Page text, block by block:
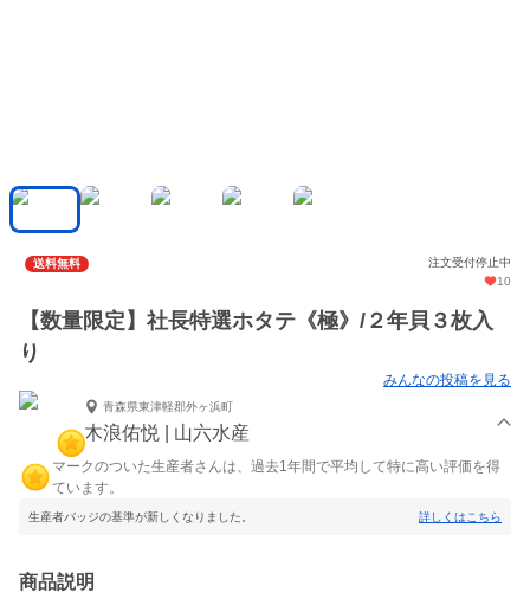
送料無料
注文受付停止中
10
【数量限定】社長特選ホタテ《極》/２年貝３枚入
り
みんなの投稿を見る
青森県東津軽郡外ヶ浜町
木浪佑悦 | 山六水産
マークのついた生産者さんは、過去1年間で平均して特に高い評価を得
ています。
生産者バッジの基準が新しくなりました。 詳しくはこちら
商品説明